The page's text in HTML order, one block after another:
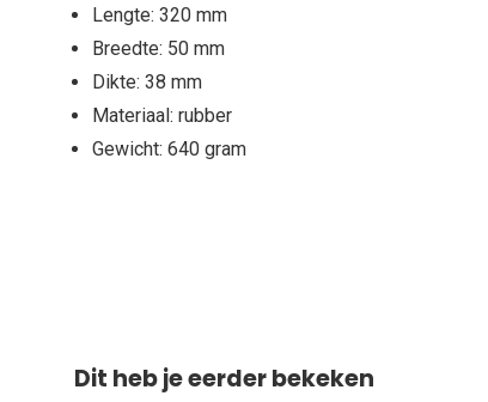
Lengte: 320 mm
Breedte: 50 mm
Dikte: 38 mm
Materiaal: rubber
Gewicht: 640 gram
Dit heb je eerder bekeken